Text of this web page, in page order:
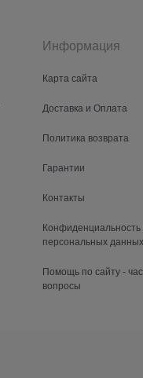
Информация
Карта сайта
Доставка и Оплата
Политика возврата
Гарантии
Контакты
персональных данных
Помощь по сайту -
вопросы